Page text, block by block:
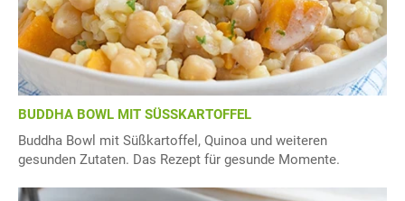
BUDDHA BOWL MIT SÜSSKARTOFFEL
Buddha Bowl mit Süßkartoffel, Quinoa und weiteren
gesunden Zutaten. Das Rezept für gesunde Momente.